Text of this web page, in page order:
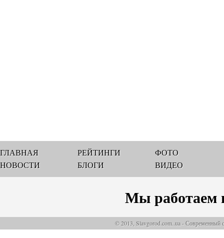
ГЛАВНАЯ
НОВОСТИ
РЕЙТИНГИ
БЛОГИ
ФОТО
ВИДЕО
Мы работаем
© 2013, Slavgorod.com..ua - Современный